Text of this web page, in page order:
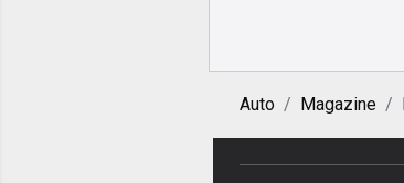
Auto Magazine